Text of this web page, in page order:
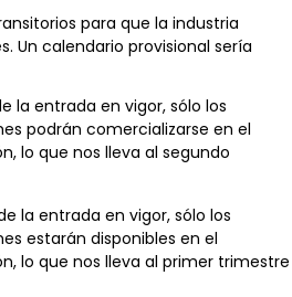
para que la industria
Un calendario provisional sería
la entrada en vigor, sólo los
podrán comercializarse en el
lo que nos lleva al segundo
la entrada en vigor, sólo los
estarán disponibles en el
lo que nos lleva al primer trimestre